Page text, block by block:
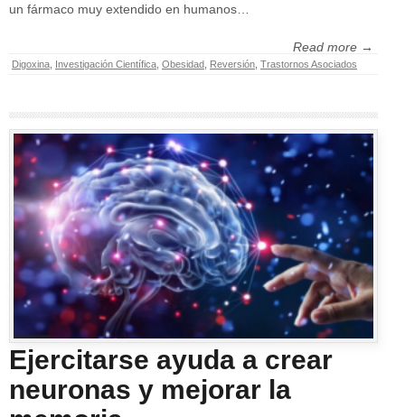
un fármaco muy extendido en humanos…
Read more →
Digoxina Investigación Científica Obesidad Reversión Trastornos Asociados
Ejercitarse ayuda a crear
neuronas y mejorar la